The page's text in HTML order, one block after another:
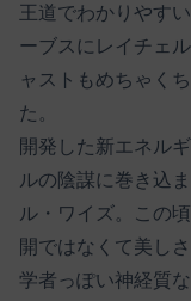
王道でわかりやす
ーブスにレイチェ
ャストもめちゃく
た。
開発した新エネル
ルの陰謀に巻き込
ル・ワイズ。この
開ではなくて美し
学者っぽい神経質